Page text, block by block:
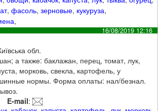
,фасоль,зерновые, кукуруза,
,
16/08/2019 12:16
обл.
а также: баклажан, перец, томат, лук,
морковь, свекла, картофель, у
нормы. Форма оплаты: нал/безнал.
E-mail: